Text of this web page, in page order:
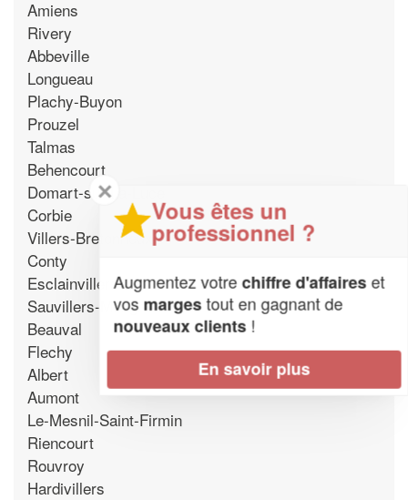
Amiens
Rivery
Abbeville
Longueau
Plachy-Buyon
Prouzel
Talmas
Behencourt
Domart-sur-La-Luce
Corbie
Villers-Bretonneux
Conty
Esclainvillers
Sauvillers-Mongival
Beauval
Flechy
Albert
Aumont
Le-Mesnil-Saint-Firmin
Riencourt
Rouvroy
Hardivillers
✕
Vous êtes un
professionnel ?
Augmentez votrechiffre d'affaireset
vos margestout en gagnant de
nouveaux clients!
En savoir plus